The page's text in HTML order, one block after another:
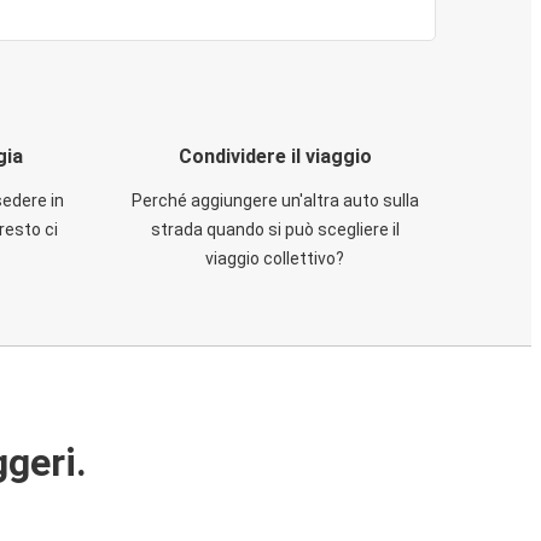
in
ci
Condividere il viaggio
Perché aggiungere un'altra auto sulla
strada quando si può scegliere il
viaggio collettivo?